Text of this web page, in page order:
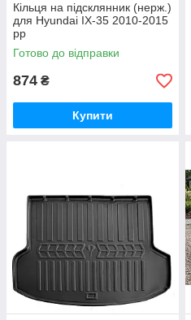
Кільця на підсклянник (нерж.)
для Hyundai IX-35 2010-2015
рр
Готово до відправки
874 ₴
Купити